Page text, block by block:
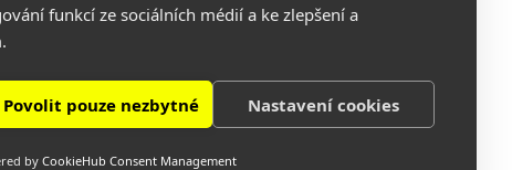
funkcí ze sociálních médií a ke zlepšení a
Povolit pouze nezbytné Nastavení cookies
byCookieHub Consent Management